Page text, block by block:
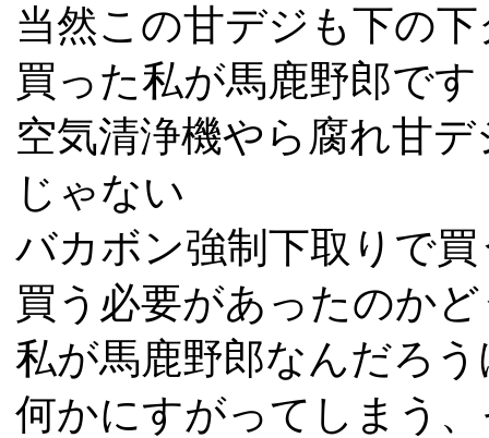
当然この甘デジも下の
買った私が馬鹿野郎です
空気清浄機やら腐れ甘
じゃない
バカボン強制下取りで
買う必要があったのか
私が馬鹿野郎なんだろ
何かにすがってしまう